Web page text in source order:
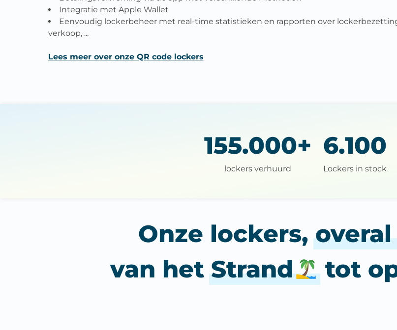
Integratie met Apple Wallet
Eenvoudig lockerbeheer met real-time statistieken en rapporten over
verkoop, ...
Lees meer over onze QR code lockers
155.000+
lockers verhuurd
6.100
Lockers in stock
Onze lockers,
van hetStrand tot